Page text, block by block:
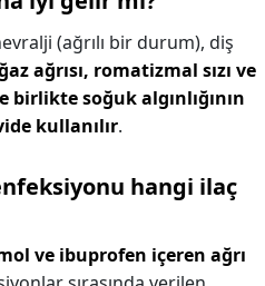
(ağrılı bir durum), diş
ağrısı, romatizmal sızı ve
birlikte soğuk algınlığının
kullanılır.
hangi ilaç
ve ibuprofen içeren ağrı